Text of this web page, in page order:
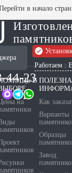
в начало
Работаем :
44-23
В
на
Как
Варианты
Образцы
Завод